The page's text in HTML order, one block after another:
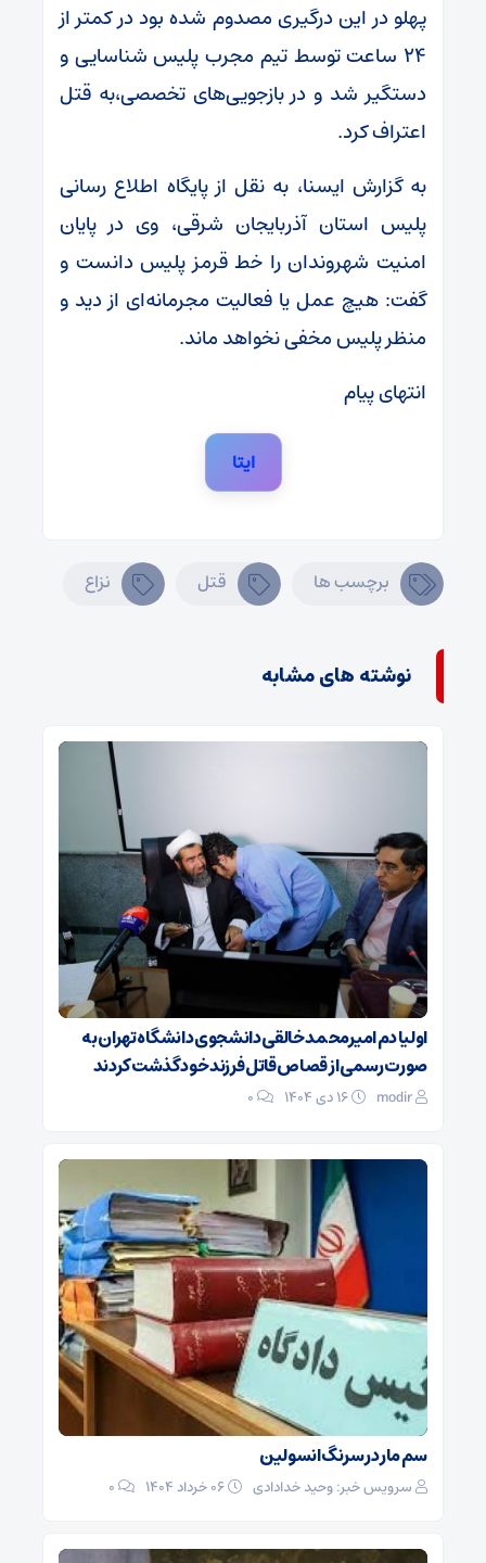
پهلو در این درگیری مصدوم شده بود در کمتر از
۲۴ ساعت توسط تیم مجرب پلیس شناسایی و
دستگیر شد و در بازجویی‌های تخصصی،‌به قتل
اعتراف کرد.
به گزارش ایسنا، به نقل از پایگاه اطلاع رسانی
پلیس استان آذربایجان شرقی، وی در پایان
امنیت شهروندان را خط قرمز پلیس دانست و
گفت: هیچ عمل یا فعالیت مجرمانه‌ای از دید و
منظر پلیس مخفی نخواهد ماند.
انتهای پیام
ایتا
برچسب ها قتل نزاع
نوشته های مشابه
اولیا دم امیرمحمد خالقی دانشجوی دانشگاه تهران به
صورت رسمی از قصاص قاتل فرزند خود گذشت کردند
modir
0
سم مار در سرنگ انسولین
سرویس خبر: وحید خدادادی 0